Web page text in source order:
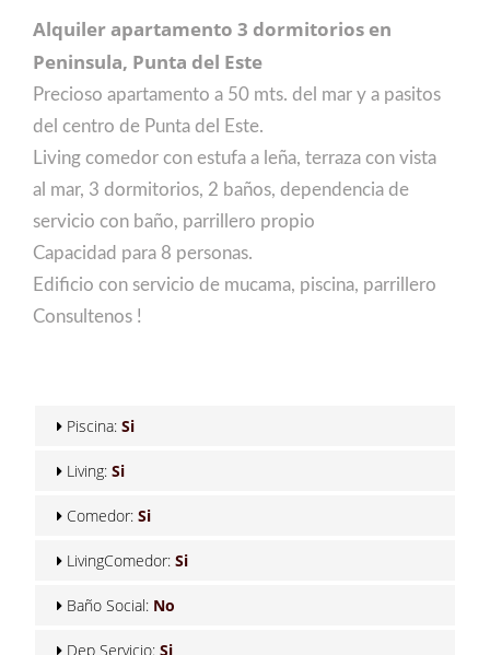
Alquiler apartamento 3 dormitorios en
Peninsula, Punta del Este
Precioso apartamento a 50 mts. del mar y a pasitos
del centro de Punta del Este.
Living comedor con estufa a leña, terraza con vista
al mar, 3 dormitorios, 2 baños, dependencia de
servicio con baño, parrillero propio
Capacidad para 8 personas.
Edificio con servicio de mucama, piscina, parrillero
Consultenos !
Piscina: Si
Living: Si
Comedor: Si
LivingComedor: Si
Baño Social: No
Dep Servicio: Si